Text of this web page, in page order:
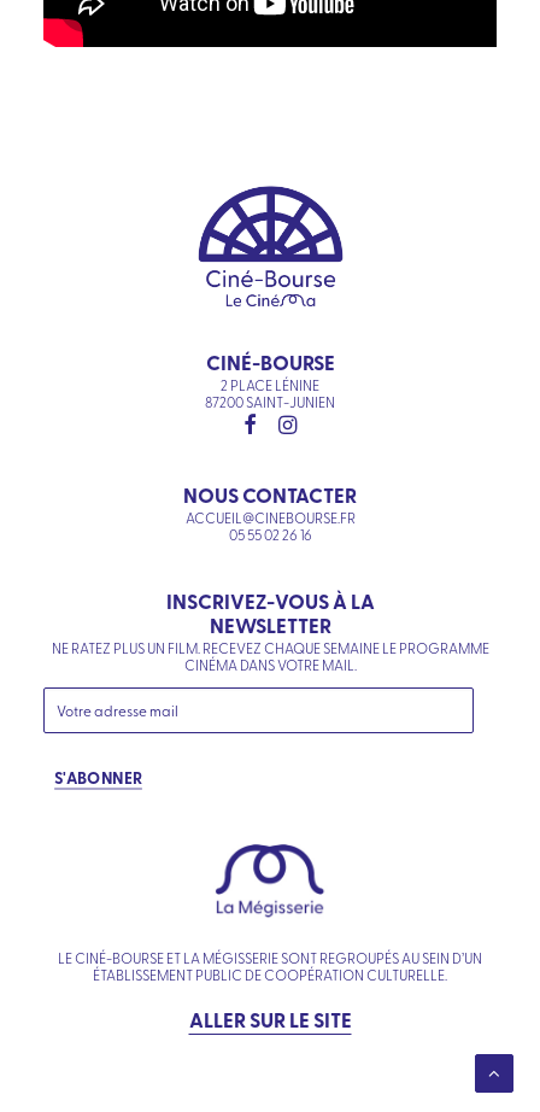
CINÉ-BOURSE
2 PLACE LÉNINE
87200 SAINT-JUNIEN
NOUS CONTACTER
ACCUEIL@CINEBOURSE.FR
05 55 02 26 16
INSCRIVEZ-VOUS À LA
NEWSLETTER
NE RATEZ PLUS UN FILM. RECEVEZ CHAQUE SEMAINE LE PROGRAMME
CINÉMA DANS VOTRE MAIL.
S'ABONNER
LE CINÉ-BOURSE ET LA MÉGISSERIE SONT REGROUPÉS AU SEIN D’UN
ÉTABLISSEMENT PUBLIC DE COOPÉRATION CULTURELLE.
ALLER SUR LE SITE